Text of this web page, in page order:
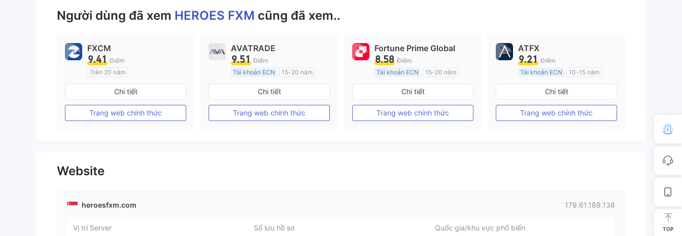
Người dùng đã xem HEROES FXM cũng đã xem..
FXCM
9.41 Điểm
Trên 20 năm
Đăng ký tại Nước Úc
MT4 Chính thức
Chi tiết
Trang web chính thức
AVATRADE
9.51 Điểm
Tài khoản ECN
15-20 năm
Đăng ký tại Nước Úc
MT4 Chính thức
Chi tiết
Trang web chính thức
Fortune Prime Global
8.58 Điểm
Tài khoản ECN
15-20 năm
Đăng ký tại Nước Úc
MT4 Chính thức
Chi tiết
Trang web chính thức
ATFX
9.21 Điểm
Tài khoản ECN
10-15 năm
Đăng ký tại Nước Úc
MT4 Chính thức
Chi tiết
Trang web chính thức
Website
heroesfxm.com 179.61.189.138
Vị trí Server
Số lưu hồ sơ
Quốc gia/khu vực phổ biến
TOP